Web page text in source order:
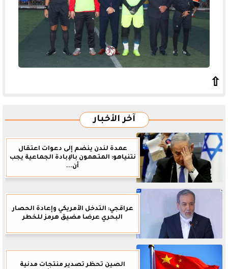
⇧
آخر الأخبار
عمدة لندن ينضم إلى دعوات اعتقال
نتنياهو: المتهمون بالإبادة الجماعية يجب
أن...
عراقجي: التدخل الأمريكي وإعادة الحصار
البحري عرضا مضيق هرمز للخطر
الصين تحظر تصدير منتجات مدنية